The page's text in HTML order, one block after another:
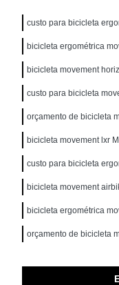
custo para bicicleta
bicicleta ergométrica
bicicleta movement
custo para bicicleta
orçamento de bicicleta
bicicleta movement lxr
custo para bicicleta
bicicleta movement
bicicleta ergométrica
orçamento de bicicleta